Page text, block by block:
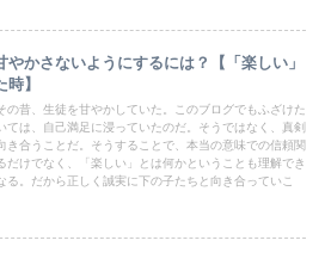
やかさないようにするには？【「楽しい」
時】
の昔、生徒を甘やかしていた。このブログでもふざけた
ては、自己満足に浸っていたのだ。そうではなく、真剣
き合うことだ。そうすることで、本当の意味での信頼関
だけでなく、「楽しい」とは何かということも理解でき
る。だから正しく誠実に下の子たちと向き合っていこ